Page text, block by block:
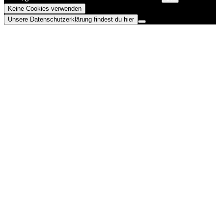
Keine Cookies verwenden
Unsere Datenschutzerklärung findest du hier